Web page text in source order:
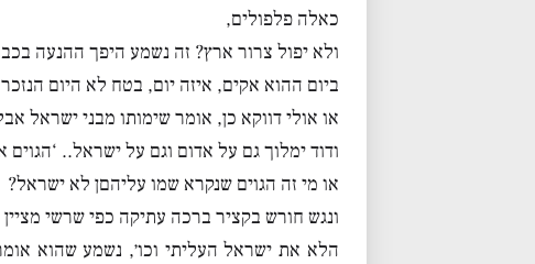
כאלה פלפולים,
ולא יפול צרור ארץ? זה נשמע היפך ההנעה
ביום ההוא אקים, איזה יום, בטח לא היום
או אולי דווקא כן, אומר שימותו מבני ישראל
ודוד ימלוך גם על אדום וגם על ישראל..
או מי זה הגוים שנקרא שמו עליהםן לא ישראל?
ונגש חורש בקציר ברכה עתיקה כפי שרשי
הלא את ישראל העליתי וכו׳, נשמע שהוא